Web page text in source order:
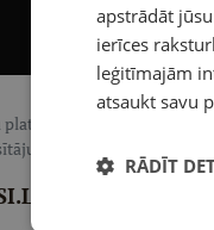
lai sekotu
pulkam, lai saņemtu
redaktora
apstrādāt
ierīces
leģitīmajām
atsaukt savu
RĀDĪT